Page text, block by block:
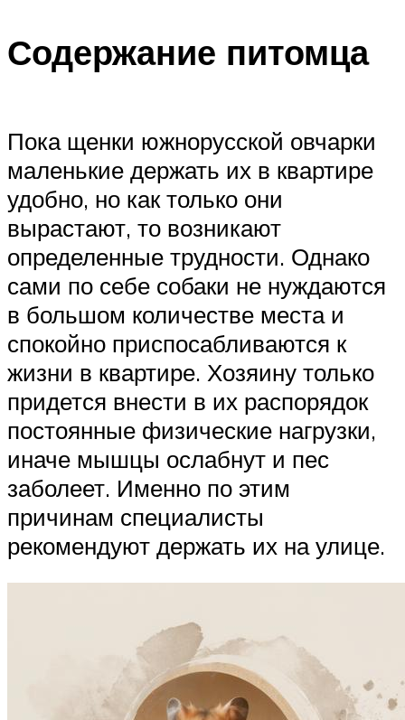
Содержание питомца
Пока щенки южнорусской овчарки
маленькие держать их в квартире
удобно, но как только они
вырастают, то возникают
определенные трудности. Однако
сами по себе собаки не нуждаются
в большом количестве места и
спокойно приспосабливаются к
жизни в квартире. Хозяину только
придется внести в их распорядок
постоянные физические нагрузки,
иначе мышцы ослабнут и пес
заболеет. Именно по этим
причинам специалисты
рекомендуют держать их на улице.